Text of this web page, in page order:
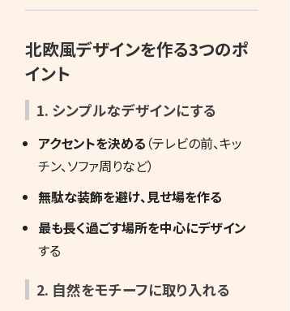
設計事務所の方
ログイン
北欧風デザインを作る3つのポ
イント
1. シンプルなデザインにする
アクセントを決める （テレビの前、キッ
チン、ソファ周りなど）
無駄な装飾を避け、見せ場を作る
最も長く過ごす場所を中心にデザイン
する
2. 自然をモチーフに取り入れる